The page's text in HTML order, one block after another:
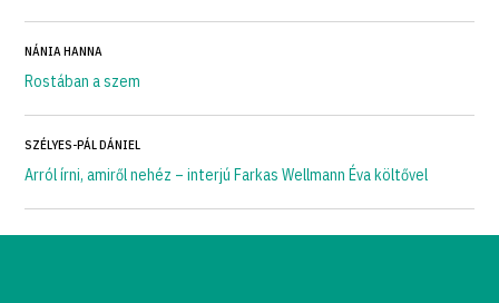
NÁNIA HANNA
Rostában a szem
SZÉLYES-PÁL DÁNIEL
Arról írni, amiről nehéz – interjú Farkas Wellmann Éva költővel